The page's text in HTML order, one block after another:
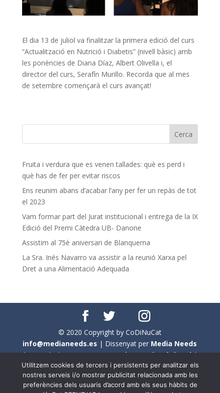
El dia 13 de juliol va finalitzar la primera edició del curs
“Actualització en Nutrició i Diabetis” (nivell bàsic) amb
les ponències de Diana Díaz, Albert Olivella i, el
director del curs, Serafín Murillo. Recorda que al mes
de setembre començarà el curs avançat!
Fruita i verdura que es venen tallades: què es perd i
què has de fer per evitar riscos
Ens reunim abans d’acabar l’any per fer un repàs de tot
el 2023
Vam formar part del Jurat institucional i entrega de la IX
Edició del Premi Càtedra UB- Danone
Assistim al 75è aniversari de Blanquerna
La Sra. Inés Navarro va assistir a la reunió Xarxa pel
Dret a una Alimentació Adequada
© 2020 Copyright by CoDiNuCat
info@medianeeds.es | Dissenyat per Media Needs
| Tots els drets reservats aCoDiNuCat |Avís legal|
Avís per cookies
En aquest web s'ha tingut en compte l'ús no sexista del
Utilitzem cookies de tercers i persistents per analitzar els
nostres serveis i/o mostrar publicitat relacionada amb les
preferències dels usuaris d’acord amb els seus hàbits de